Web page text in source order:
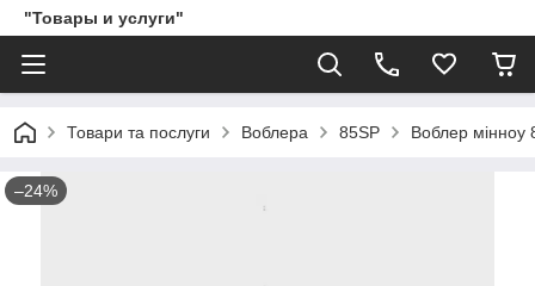
"Товары и услуги"
Товари та послуги Воблера 85SP Воблер мінноу
–24%